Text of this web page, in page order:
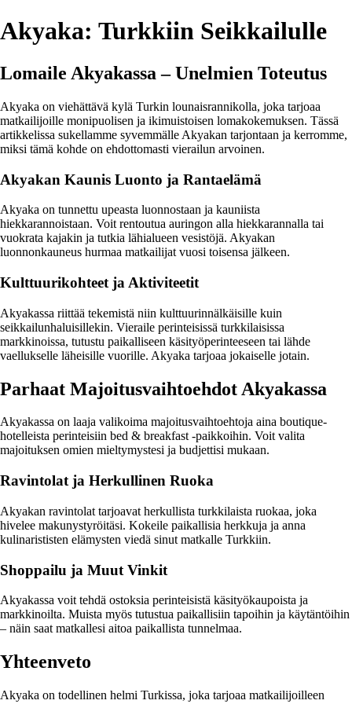
Akyaka: Turkkiin Seikkailulle
Lomaile Akyakassa – Unelmien Toteutus
Akyaka on viehättävä kylä Turkin lounaisrannikolla, joka tarjoaa
matkailijoille monipuolisen ja ikimuistoisen lomakokemuksen. Tässä
artikkelissa sukellamme syvemmälle Akyakan tarjontaan ja kerromme,
miksi tämä kohde on ehdottomasti vierailun arvoinen.
Akyakan Kaunis Luonto ja Rantaelämä
Akyaka on tunnettu upeasta luonnostaan ja kauniista
hiekkarannoistaan. Voit rentoutua auringon alla hiekkarannalla tai
vuokrata kajakin ja tutkia lähialueen vesistöjä. Akyakan
luonnonkauneus hurmaa matkailijat vuosi toisensa jälkeen.
Kulttuurikohteet ja Aktiviteetit
Akyakassa riittää tekemistä niin kulttuurinnälkäisille kuin
seikkailunhaluisillekin. Vieraile perinteisissä turkkilaisissa
markkinoissa, tutustu paikalliseen käsityöperinteeseen tai lähde
vaellukselle läheisille vuorille. Akyaka tarjoaa jokaiselle jotain.
Parhaat Majoitusvaihtoehdot Akyakassa
Akyakassa on laaja valikoima majoitusvaihtoehtoja aina boutique-
hotelleista perinteisiin bed & breakfast -paikkoihin. Voit valita
majoituksen omien mieltymystesi ja budjettisi mukaan.
Ravintolat ja Herkullinen Ruoka
Akyakan ravintolat tarjoavat herkullista turkkilaista ruokaa, joka
hivelee makunystyröitäsi. Kokeile paikallisia herkkuja ja anna
kulinarististen elämysten viedä sinut matkalle Turkkiin.
Shoppailu ja Muut Vinkit
Akyakassa voit tehdä ostoksia perinteisistä käsityökaupoista ja
markkinoilta. Muista myös tutustua paikallisiin tapoihin ja käytäntöihin
– näin saat matkallesi aitoa paikallista tunnelmaa.
Yhteenveto
Akyaka on todellinen helmi Turkissa, joka tarjoaa matkailijoilleen